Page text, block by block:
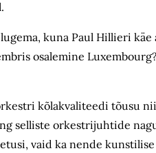
kuna Paul Hillieri käe
osalemine
kõlakvaliteedi tõusu
selliste orkestrijuhtide
vaid ka nende